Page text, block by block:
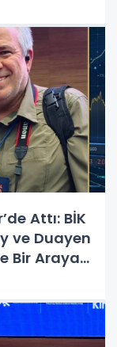
Attı: BİK
ve Duayen
Bir Araya